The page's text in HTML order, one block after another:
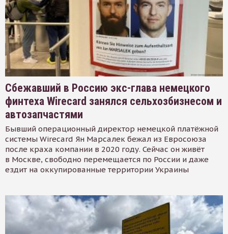
Сбежавший в Россию экс-глава немецкого
финтеха Wirecard занялся сельхозбизнесом и
автозапчастями
Бывший операционный директор немецкой платёжной
системы Wirecard Ян Марсалек бежал из Евросоюза
после краха компании в 2020 году. Сейчас он живёт
в Москве, свободно перемещается по России и даже
ездит на оккупированные территории Украины